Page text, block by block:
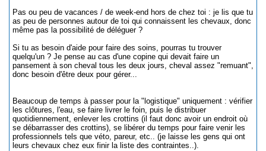
Pas ou peu de vacances / de week-end hors de chez toi : je lis que tu
as peu de personnes autour de toi qui connaissent les chevaux, donc
même pas la possibilité de déléguer ?
Si tu as besoin d'aide pour faire des soins, pourras tu trouver
quelqu'un ? Je pense au cas d'une copine qui devait faire un
pansement à son cheval tous les deux jours, cheval assez "remuant",
donc besoin d'être deux pour gérer...
Beaucoup de temps à passer pour la "logistique" uniquement : vérifier
les clôtures, l'eau, se faire livrer le foin, puis le distribuer
quotidiennement, enlever les crottins (il faut donc avoir un endroit où
se débarrasser des crottins), se libérer du temps pour faire venir les
professionnels tels que véto, pareur, etc.. (je laisse les gens qui ont
leurs chevaux chez eux finir la liste des contraintes..).